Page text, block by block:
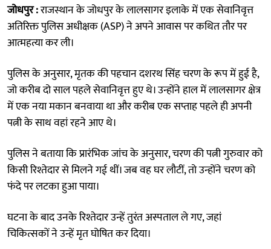
जोधपुर :राजस्थान के जोधपुर के लालसागर इलाके में एक सेवानिवृत्त
अतिरिक्त पुलिस अधीक्षक (ASP) ने अपने आवास पर कथित तौर पर
आत्महत्या कर ली।
पुलिस के अनुसार, मृतक की पहचान दशरथ सिंह चरण के रूप में हुई है,
जो करीब दो साल पहले सेवानिवृत्त हुए थे। उन्होंने हाल में लालसागर क्षेत्र
में एक नया मकान बनवाया था और करीब एक सप्ताह पहले ही अपनी
पत्नी के साथ वहां रहने आए थे।
पुलिस ने बताया कि प्रारंभिक जांच के अनुसार, चरण की पत्नी गुरुवार को
किसी रिश्तेदार से मिलने गई थीं। जब वह घर लौटीं, तो उन्होंने चरण को
फंदे पर लटका हुआ पाया।
घटना के बाद उनके रिश्तेदार उन्हें तुरंत अस्पताल ले गए, जहां
चिकित्सकों ने उन्हें मृत घोषित कर दिया।